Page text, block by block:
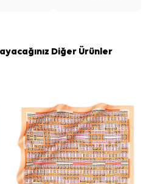
Diğer Ürünler